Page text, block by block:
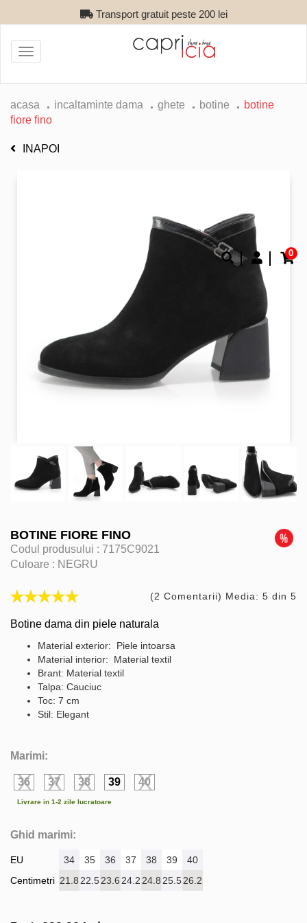
Transport gratuit peste 200 lei
0
Toggle
navigation
acasa incaltaminte dama ghete botine
botine
fiore fino
INAPOI
BOTINE FIORE FINO
Codul produsului : 7175C9021
Culoare : NEGRU
(2 Comentarii) Media: 5 din 5
Botine dama din piele naturala
Material exterior: Piele intoarsa
Material interior: Material textil
Brant: Material textil
Talpa: Cauciuc
Toc: 7 cm
Stil: Elegant
Marimi:
36 37 38 39 40
Livrare in 1-2 zile lucratoare
Ghid marimi:
EU
Centimetri
34 35 36 37 38 39
40
21.8 22.523.6 24.2 24.8 25.526.2